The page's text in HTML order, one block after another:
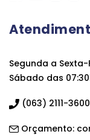
Segunda a Sexta-
Sábado das
(063) 2111-3600
Orçamento: